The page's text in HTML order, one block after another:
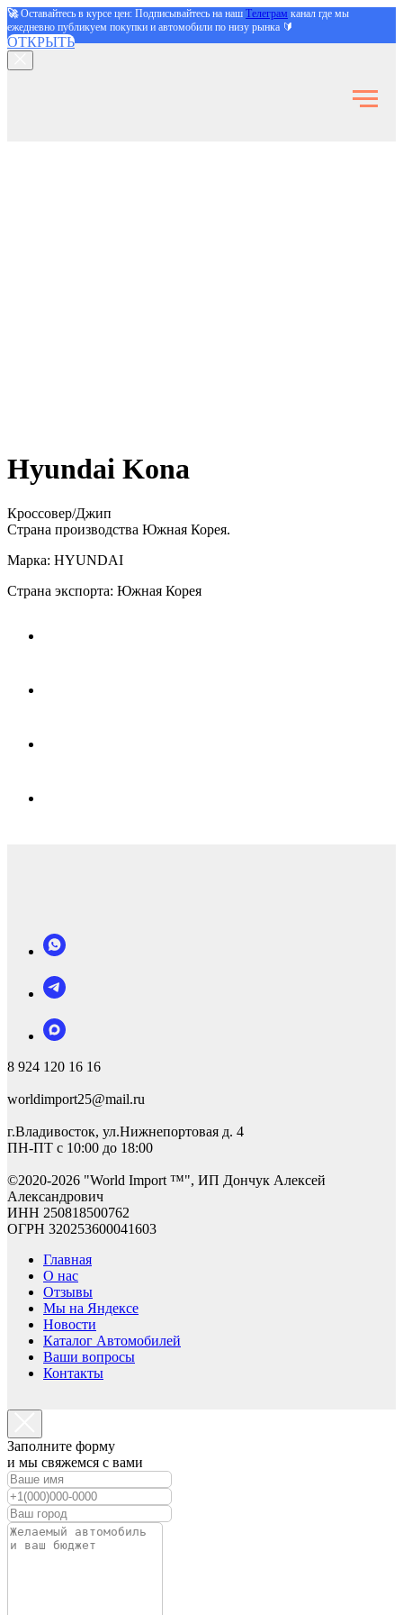
🚀Оставайтесь в курсе цен: Подписывайтесь на наш Телеграм канал где мы
ежедневно публикуем покупки и автомобили по низу рынка 🔰
ОТКРЫТЬ
Hyundai Kona
Кроссовер/Джип
Страна производства Южная Корея.
Марка: HYUNDAI
Страна экспорта: Южная Корея
8 924 120 16 16
worldimport25@mail.ru
г.Владивосток, ул.Нижнепортовая д. 4
ПН-ПТ с 10:00 до 18:00
©2020-2026 "World Import ™", ИП Дончук Алексей
Александрович
ИНН 250818500762
ОГРН 320253600041603
Главная
О нас
Отзывы
Мы на Яндексе
Новости
Каталог Автомобилей
Ваши вопросы
Контакты
Заполните форму
и мы свяжемся с вами